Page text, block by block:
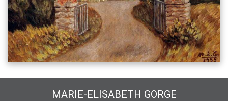
MARIE-ELISABETH GORGE